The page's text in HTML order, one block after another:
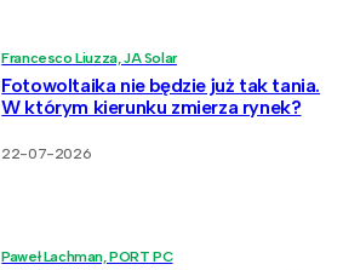
Francesco Liuzza, JA Solar
Fotowoltaika nie będzie już tak tania.
W którym kierunku zmierza rynek?
22-07-2026
Paweł Lachman, PORT PC